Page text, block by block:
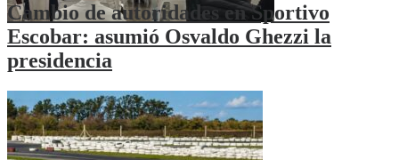
Cambio de autoridades en Sportivo
Escobar: asumió Osvaldo Ghezzi la
presidencia